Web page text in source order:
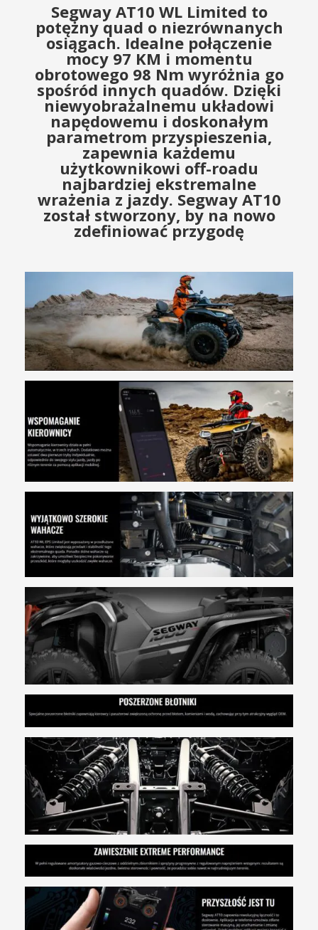
Segway AT10 WL Limited to
potężny quad o niezrównanych
osiągach. Idealne połączenie
mocy 97 KM i momentu
obrotowego 98 Nm wyróżnia go
spośród innych quadów. Dzięki
niewyobrażalnemu układowi
napędowemu i doskonałym
parametrom przyspieszenia,
zapewnia każdemu
użytkownikowi off-roadu
najbardziej ekstremalne
wrażenia z jazdy. Segway AT10
został stworzony, by na nowo
zdefiniować przygodę